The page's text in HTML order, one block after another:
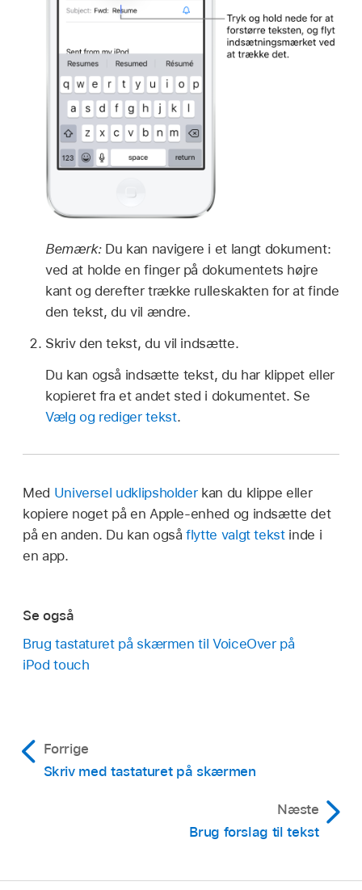
Bemærk: Du kan navigere i et langt dokument:
ved at holde en finger på dokumentets højre
kant og derefter trække rulleskakten for at finde
den tekst, du vil ændre.
Skriv den tekst, du vil indsætte.
Du kan også indsætte tekst, du har klippet eller
kopieret fra et andet sted i dokumentet. Se
Vælg og rediger tekst.
Med Universel udklipsholderkan du klippe eller
kopiere noget på en Apple-enhed og indsætte det
på en anden. Du kan ogsåflytte valgt tekstinde i
en app.
Se også
Brug tastaturet på skærmen til VoiceOver på
iPod touch
Forrige
Skriv med tastaturet på skærmen
Næste
Brug forslag til tekst